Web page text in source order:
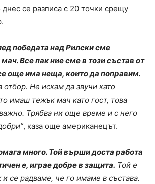
се разписа с 20 точки срещу
победата над Рилски сме
Все пак ние сме в този състав от
още има неща, които да поправим.
Не искам да звучи като
имаш тежък мач като гост, това
Трябва ни още време и с него
, каза още американецът.
много. Той върши доста работа
е, играе добре в защита. Той е
и се радваме, че го имаме в състава.